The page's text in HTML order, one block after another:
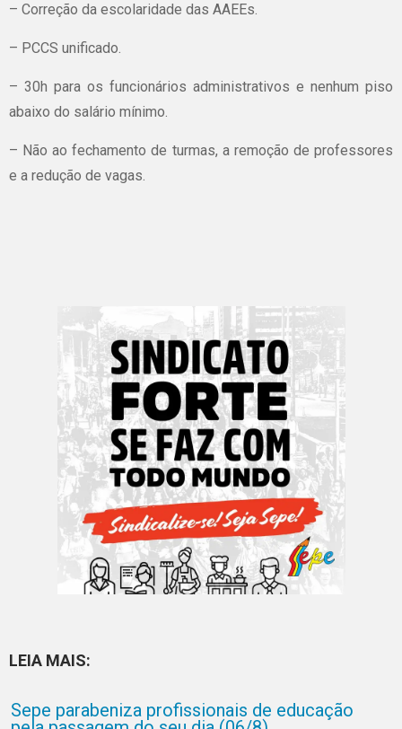
– Correção da escolaridade das AAEEs.
– PCCS unificado.
– 30h para os funcionários administrativos e nenhum piso
abaixo do salário mínimo.
– Não ao fechamento de turmas, a remoção de professores
e a redução de vagas.
LEIA MAIS:
Sepe parabeniza profissionais de educação